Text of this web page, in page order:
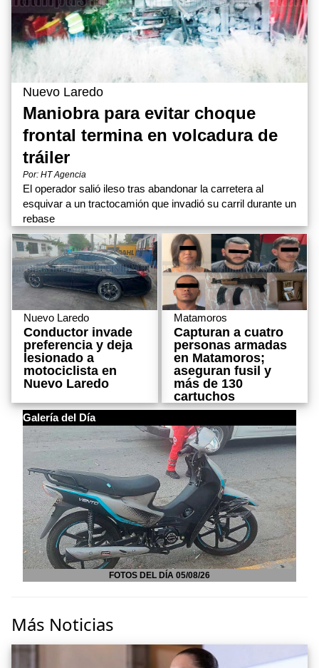
Nuevo Laredo
Maniobra para evitar choque
frontal termina en volcadura de
tráiler
Por: HT Agencia
El operador salió ileso tras abandonar la carretera al
esquivar a un tractocamión que invadió su carril durante un
rebase
Nuevo Laredo
Conductor invade
preferencia y deja
lesionado a
motociclista en
Nuevo Laredo
Matamoros
Capturan a cuatro
personas armadas
en Matamoros;
aseguran fusil y
más de 130
cartuchos
Galería del Día
FOTOS DEL DÍA 05/08/26
Más Noticias